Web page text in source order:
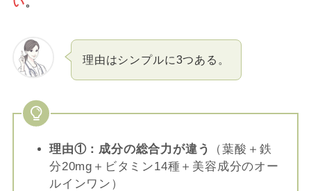
理由はシンプルに3つある。
理由①：成分の総合力が違う
（葉酸＋鉄
分20mg＋ビタミン14種＋美容成分のオー
ルインワン）